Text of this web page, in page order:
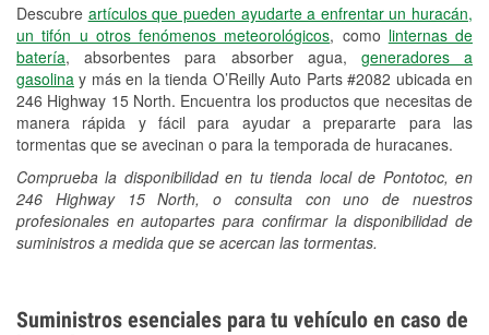
Descubre artículos que pueden ayudarte a enfrentar un huracán,
un tifón u otros fenómenos meteorológicos, como linternas de
batería, absorbentes para absorber agua, generadores a
gasolina y más en la tienda O’Reilly Auto Parts #2082 ubicada en
246 Highway 15 North. Encuentra los productos que necesitas de
manera rápida y fácil para ayudar a prepararte para las
tormentas que se avecinan o para la temporada de huracanes.
Comprueba la disponibilidad en tu tienda local de Pontotoc, en
246 Highway 15 North, o consulta con uno de nuestros
profesionales en autopartes para confirmar la disponibilidad de
suministros a medida que se acercan las tormentas.
Suministros esenciales para tu vehículo en caso de